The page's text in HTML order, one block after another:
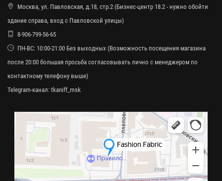
Москва, ул. Павловская, д.18, стр.2 (Бизнес-центр 18.2 - нужно обойти
здание справа, вход с Павловской улицы)
8-906-799-56-65
ПН-ВС: 10:00-21:00 Без выходных (Возможность посещения магазина
после 20:00 большая просьба согласовывать лично с менеджером по
контактному телефону выше)
Telegram-канал: tkaniff_msk